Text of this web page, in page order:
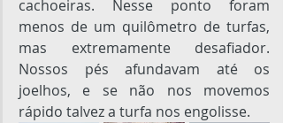
cachoeiras. Nesse ponto foram
menos de um quilômetro de turfas,
mas extremamente desafiador.
Nossos pés afundavam até os
joelhos, e se não nos movemos
rápido talvez a turfa nos engolisse.